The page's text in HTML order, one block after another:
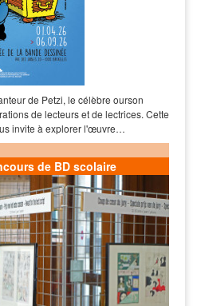
de Petzi, le célèbre ourson
de lecteurs et de lectrices. Cette
invite à explorer l'œuvre…
de BD scolaire